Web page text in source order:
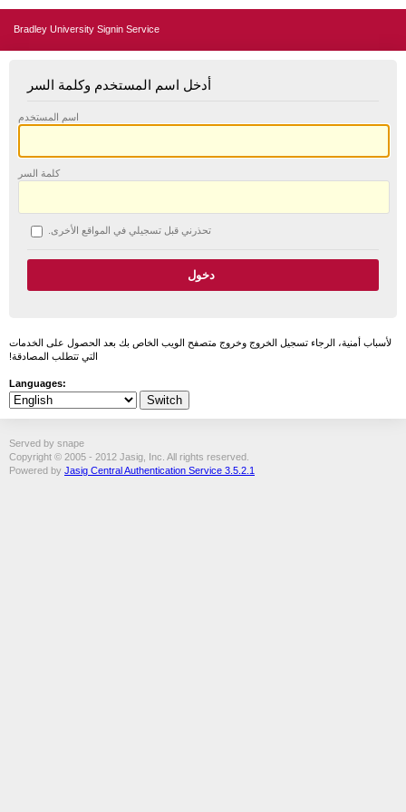
Bradley University Signin Service
أدخل اسم المستخدم وكلمة السر
اسم المستخدم
كلمة السر
تحذرني قبل تسجيلي في المواقع الأخرى.
لأسباب أمنية، الرجاء تسجيل الخروج وخروج متصفح الويب الخاص بك بعد الحصول على الخدمات
التي تتطلب المصادقة!
Languages:
Served by snape
Copyright © 2005 - 2012 Jasig, Inc. All rights reserved.
Powered by Jasig Central Authentication Service 3.5.2.1